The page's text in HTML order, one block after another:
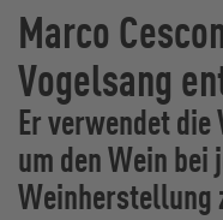
Marco
Vogelsang
Er verwendet
um den Wein
Weinherstellung